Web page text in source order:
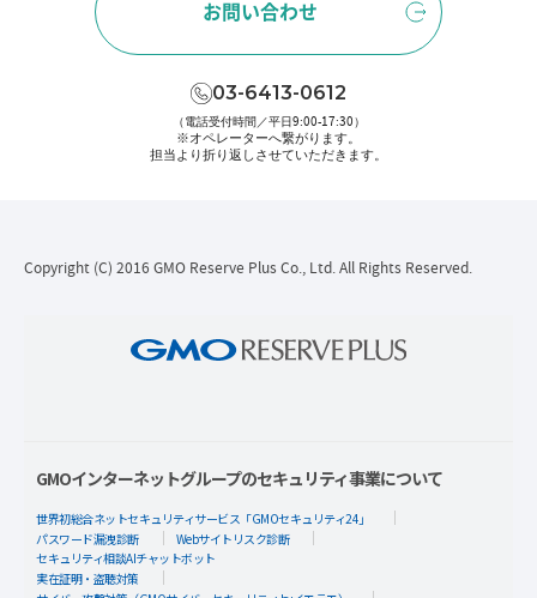
お問い合わせ
03-6413-0612
（電話受付時間／平日9:00-17:30）
※オペレーターへ繋がります。
担当より折り返しさせていただきます。
Copyright (C) 2016 GMO Reserve Plus Co., Ltd. All Rights Reserved.
GMOインターネットグループのセキュリティ事業について
世界初総合ネットセキュリティサービス「GMOセキュリティ24」
パスワード漏洩診断
Webサイトリスク診断
セキュリティ相談AIチャットボット
実在証明・盗聴対策